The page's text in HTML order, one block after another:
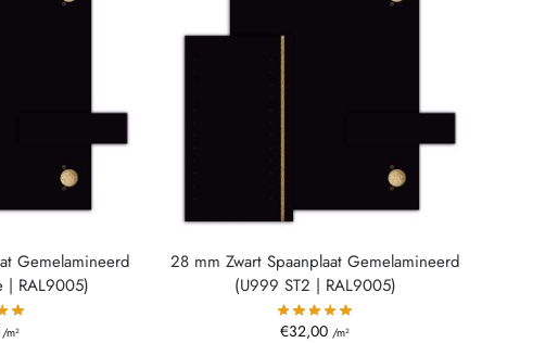
Gemelamineerd
| RAL9005)
/m²
28 mm Zwart Spaanplaat Gemelamineerd
(U999 ST2 | RAL9005)
€32,00 /m²